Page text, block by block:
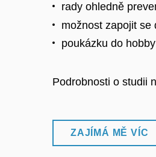
rady ohledně
možnost zapojit se
poukázku do
Podrobnosti o studii
ZAJÍMÁ MĚ VÍC